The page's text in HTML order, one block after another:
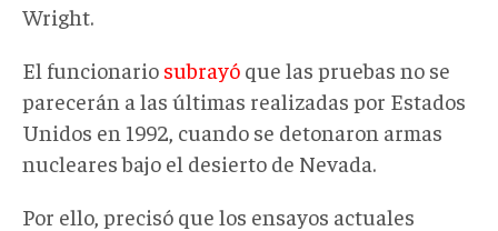
Wright.
El funcionario subrayó que las pruebas no se
parecerán a las últimas realizadas por Estados
Unidos en 1992, cuando se detonaron armas
nucleares bajo el desierto de Nevada.
Por ello, precisó que los ensayos actuales